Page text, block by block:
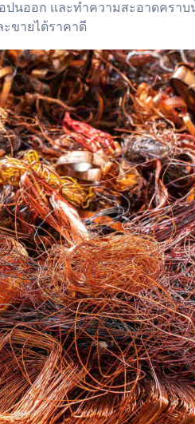
ปนออก และทำความสะอาดครา
ขายได้ราคาดี